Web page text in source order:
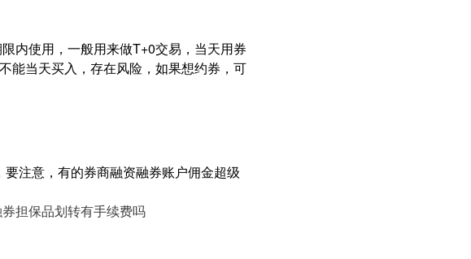
内使用，一般用来做T+0交易，当天用券
能当天买入，存在风险，如果想约券，可
注意，有的券商融资融券账户佣金超级
担保品划转有手续费吗